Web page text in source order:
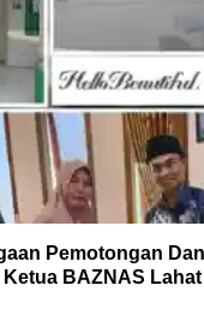
Pemotongan
Ketua BAZNAS Lahat